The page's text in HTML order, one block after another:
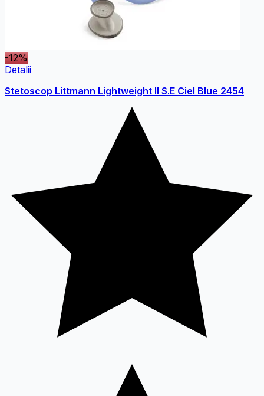
-12%
Detalii
Stetoscop Littmann Lightweight II S.E Ciel Blue 2454